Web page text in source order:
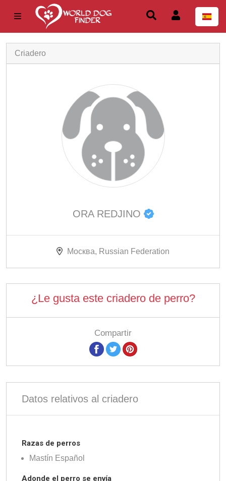
Criadero
ORA REDJINO
Москва, Russian Federation
¿Le gusta este criadero de perro?
Compartir
Datos relativos al criadero
Razas de perros
Mastín Español
Adonde el perro se envía